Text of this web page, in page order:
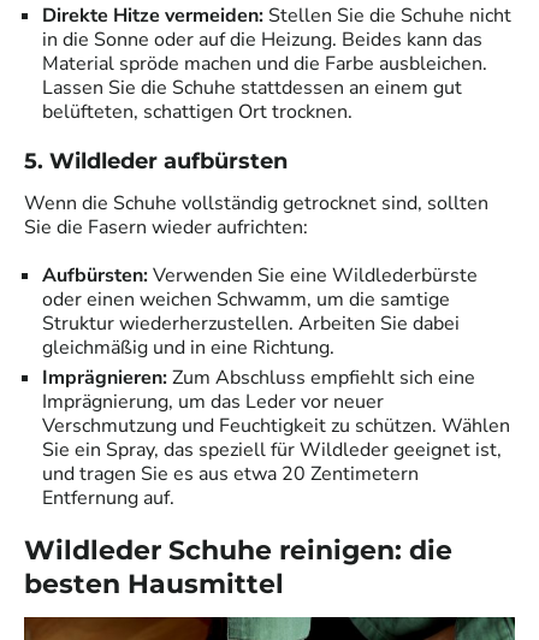
Direkte Hitze vermeiden: Stellen Sie die Schuhe nicht
in die Sonne oder auf die Heizung. Beides kann das
Material spröde machen und die Farbe ausbleichen.
Lassen Sie die Schuhe stattdessen an einem gut
belüfteten, schattigen Ort trocknen.
5. Wildleder aufbürsten
Wenn die Schuhe vollständig getrocknet sind, sollten
Sie die Fasern wieder aufrichten:
Aufbürsten:Verwenden Sie eine Wildlederbürste
oder einen weichen Schwamm, um die samtige
Struktur wiederherzustellen. Arbeiten Sie dabei
gleichmäßig und in eine Richtung.
Imprägnieren:Zum Abschluss empfiehlt sich eine
Imprägnierung, um das Leder vor neuer
Verschmutzung und Feuchtigkeit zu schützen. Wählen
Sie ein Spray, das speziell für Wildleder geeignet ist,
und tragen Sie es aus etwa 20 Zentimetern
Entfernung auf.
Wildleder Schuhe reinigen: die
besten Hausmittel